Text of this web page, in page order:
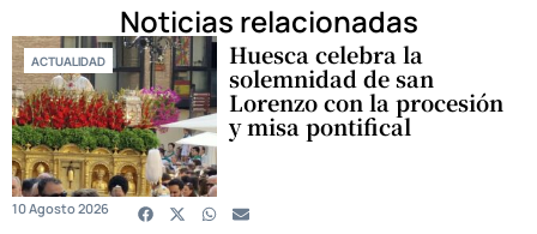
Noticias relacionadas
ACTUALIDAD Huesca celebra la
solemnidad de san
Lorenzo con la procesión
y misa pontifical
10 Agosto 2026